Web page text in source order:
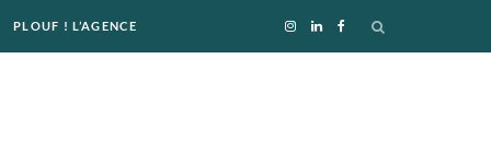
I L
PLOUF ! L’AGENCE